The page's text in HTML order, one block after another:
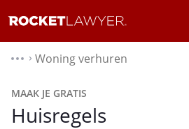
⌃ Woning verhuren
MAAK JE GRATIS
Huisregels